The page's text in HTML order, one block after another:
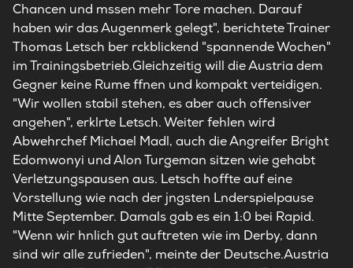
Chancen und mssen mehr Tore machen. Darauf
haben wir das Augenmerk gelegt", berichtete Trainer
Thomas Letsch ber rckblickend "spannende Wochen"
im Trainingsbetrieb.Gleichzeitig will die Austria dem
Gegner keine Rume ffnen und kompakt verteidigen.
"Wir wollen stabil stehen, es aber auch offensiver
angehen", erklrte Letsch. Weiter fehlen wird
Abwehrchef Michael Madl, auch die Angreifer Bright
Edomwonyi und Alon Turgeman sitzen wie gehabt
Verletzungspausen aus. Letsch hoffte auf eine
Vorstellung wie nach der jngsten Lnderspielpause
Mitte September. Damals gab es ein 1:0 bei Rapid.
"Wenn wir hnlich gut auftreten wie im Derby, dann
sind wir alle zufrieden", meinte der Deutsche.Austria